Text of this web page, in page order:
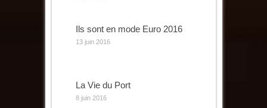
Ils sont en mode Euro 2016
13 juin 2016
La Vie du Port
8 juin 2016